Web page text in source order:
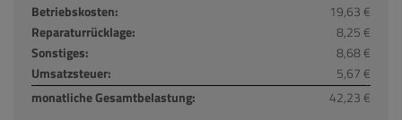
Betriebskosten:
19,63 €
Reparaturrücklage:
8,25 €
Sonstiges:
8,68 €
Umsatzsteuer:
5,67 €
monatliche Gesamtbelastung:
42,23 €